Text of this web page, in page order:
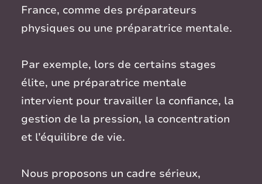
France, comme des préparateurs
physiques ou une préparatrice mentale.
Par exemple, lors de certains stages
élite, une préparatrice mentale
intervient pour travailler la confiance, la
gestion de la pression, la concentration
et l’équilibre de vie.
Nous proposons un cadre sérieux,